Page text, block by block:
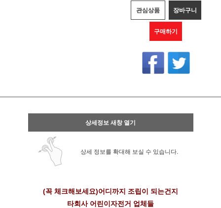
관심상품 장바구니
구매하기
상세정보 새창 열기
상세 정보를 확대해 보실 수 있습니다.
(꼭 체크해보세요)어디까지 조립이 되는건지
타회사 어린이자전거 업체들